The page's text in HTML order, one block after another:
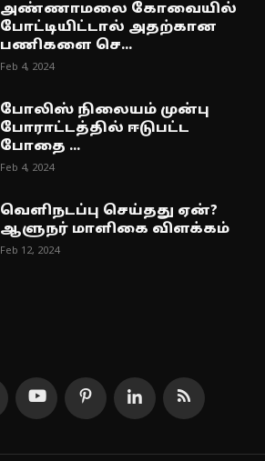
அண்ணாமலை கோவையில்
போட்டியிட்டால் அதற்கான
பணிகளை செ...
Feb 4, 2024
போலிஸ் நிலையம் முன்பு
போராட்டத்தில் ஈடுபட்ட
போதை ...
Feb 4, 2024
வெளிநடப்பு செய்தது ஏன்?
ஆளுநர் மாளிகை விளக்கம்
Feb 12, 2024